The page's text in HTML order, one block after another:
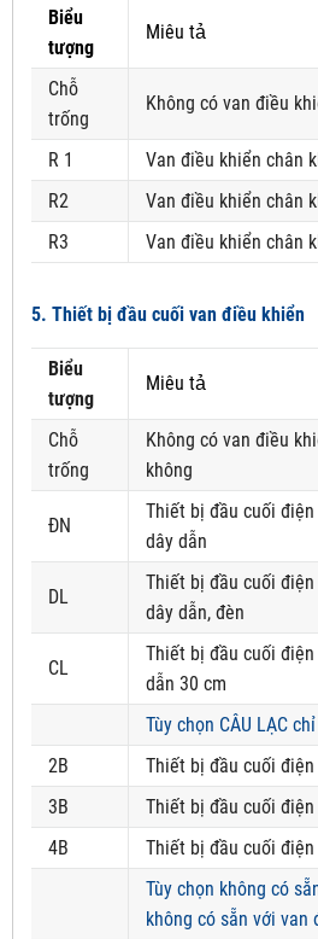
Biểu
tượng
Miêu tả
Chỗ
trống
Không có van điều
R 1
Van điều khiển chân
R2
Van điều khiển chân
R3
Van điều khiển chân
5. Thiết bị đầu cuối van điều khiển
Biểu
tượng
Miêu tả
Chỗ
trống
Không có van điều
không
ĐN
Thiết bị đầu cuối
dây dẫn
DL
Thiết bị đầu cuối
dây dẫn, đèn
CL
Thiết bị đầu cuối
dẫn 30 cm
Tùy chọn CÂU LẠC
2B
Thiết bị đầu cuối điện
3B
Thiết bị đầu cuối điện
4B
Thiết bị đầu cuối điện
Tùy chọn không có
không có sẵn với van